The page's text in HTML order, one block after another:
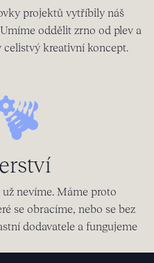
projektů vytříbily náš
oddělit zrno od plev a
kreativní koncept.
nevíme. Máme proto
se obracíme, nebo se bez
dodavatele a fungujeme